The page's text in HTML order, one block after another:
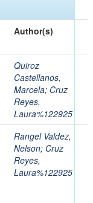
Author(s)
Quiroz
Castellanos,
Marcela; Cruz
Reyes,
Laura%122925
Rangel Valdez,
Nelson; Cruz
Reyes,
Laura%122925